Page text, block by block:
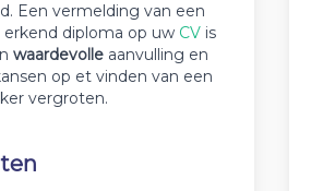
Een vermelding van een
erkend diploma op uw CV is
waardevolle aanvulling en
op et vinden van een
vergroten.